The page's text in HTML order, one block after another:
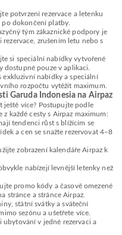
potvrzení rezervace a letenku
dokončení platby.
tým zákaznické podpory je
zrušením letu nebo s
si speciální nabídky vytvořené
dostupné pouze v aplikaci.
exkluzivní nabídky a speciální
rozpočtu vytěžit maximum.
Garuda Indonesia na Airpaz
ještě více? Postupujte podle
každé cesty s Airpaz maximum:
tendenci růst s blížícím se
a cen se snažte rezervovat 4–8
zobrazení kalendáře Airpaz k
nabízejí levnější letenky než
promo kódy a časově omezené
stránce a stránce Airpaz.
státní svátky a sváteční
sezónu a ušetřete více.
ubytování v jedné rezervaci a